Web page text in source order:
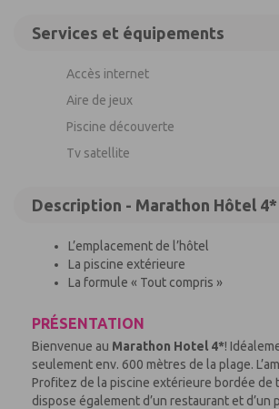
Services et équipements
Accès internet
Aire de jeux
Piscine découverte
Tv satellite
Description - Marathon Hôtel 4*
L’emplacement de l’hôtel
La piscine extérieure
La formule « Tout compris »
PRÉSENTATION
Bienvenue au Marathon Hotel 4*!
seulement env. 600 mètres de la plage.
Profitez de la piscine extérieure bordée de
dispose également d’un restaurant et d’un